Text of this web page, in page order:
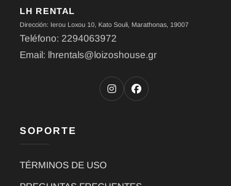
LH RENTAL
Dirección: Ierou Loxou 10, Kato Souli, Marathonas, 19007
Teléfono: 2294063972
Email: lhrentals@loizoshouse.gr
SOPORTE
TÉRMINOS DE USO